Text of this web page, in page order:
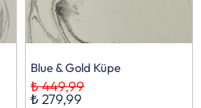
Blue & Gold Küpe
₺ 279,99
₺ 449,99